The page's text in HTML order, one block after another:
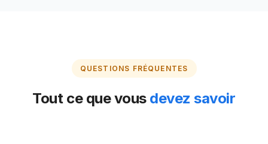
QUESTIONS FRÉQUENTES
Tout ce que vous devez savoir